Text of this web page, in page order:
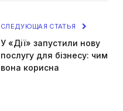
СЛЕДУЮЩАЯ СТАТЬЯ
У «Дії» запустили нову
послугу для бізнесу: чим
вона корисна